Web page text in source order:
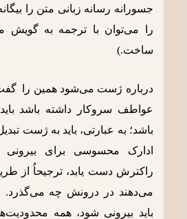
جسورانه رسانه زبانی متن را
را می‌توان با ترجمه به گویش
ساخت.)
درباره ژست می‌شود همین را
عواطف سروکار داشته باشد
باشد؛ به عبارتی، باید به ژست
ادارک محسوسی برای
راکترش دست یابد، ترجیحاُ از
می‌دهند در درونش چه می‌گذرد.
باید بیرونی شود، همه